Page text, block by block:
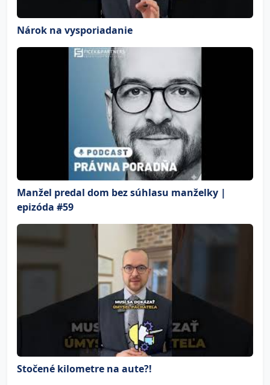
Nárok na vysporiadanie
Manžel predal dom bez súhlasu manželky |
epizóda #59
Stočené kilometre na aute?!